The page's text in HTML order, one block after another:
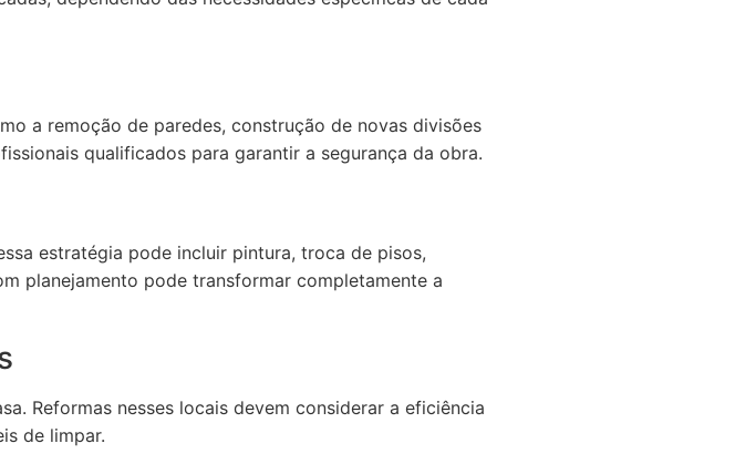
a remoção de paredes, construção de novas divisões
qualificados para garantir a segurança da obra.
estratégia pode incluir pintura, troca de pisos,
planejamento pode transformar completamente a
Reformas nesses locais devem considerar a eficiência
de limpar.